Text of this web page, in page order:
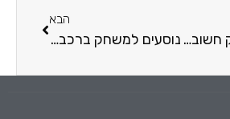
נוסעים למשחק חשוב? תוכלו לשכור רכב ליום אחד מ-Suncar
הבא
נוסעים למשחק ברכב דו גלגלי? אל תשכחו לעשות ביטוח אופנוע